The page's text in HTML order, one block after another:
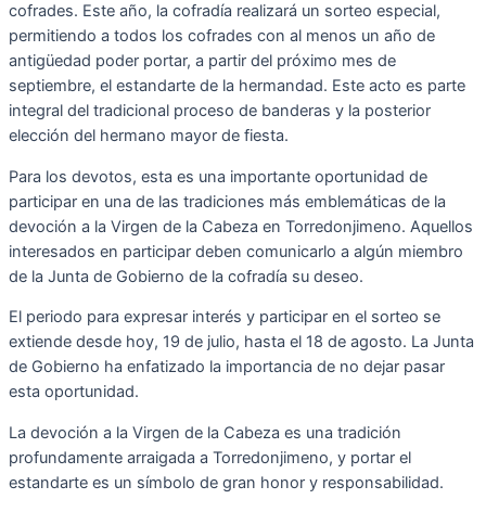
cofrades. Este año, la cofradía realizará un sorteo especial,
permitiendo a todos los cofrades con al menos un año de
antigüedad poder portar, a partir del próximo mes de
septiembre, el estandarte de la hermandad. Este acto es parte
integral del tradicional proceso de banderas y la posterior
elección del hermano mayor de fiesta.
Para los devotos, esta es una importante oportunidad de
participar en una de las tradiciones más emblemáticas de la
devoción a la Virgen de la Cabeza en Torredonjimeno. Aquellos
interesados en participar deben comunicarlo a algún miembro
de la Junta de Gobierno de la cofradía su deseo.
El periodo para expresar interés y participar en el sorteo se
extiende desde hoy, 19 de julio, hasta el 18 de agosto. La Junta
de Gobierno ha enfatizado la importancia de no dejar pasar
esta oportunidad.
La devoción a la Virgen de la Cabeza es una tradición
profundamente arraigada a Torredonjimeno, y portar el
estandarte es un símbolo de gran honor y responsabilidad.